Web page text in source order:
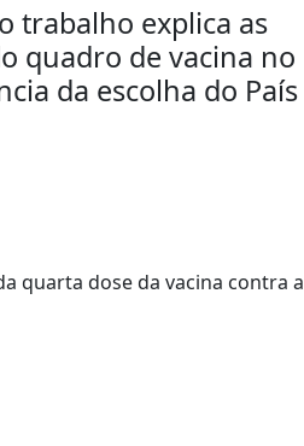
trabalho explica as
quadro de vacina no
da escolha do País